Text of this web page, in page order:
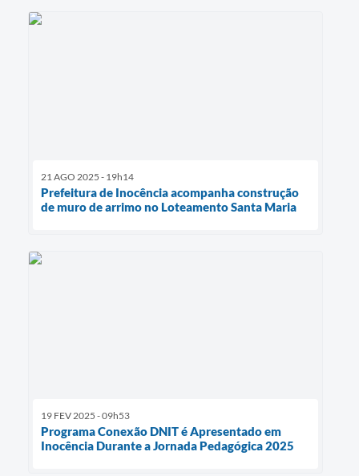
21 AGO 2025 - 19h14
Prefeitura de Inocência acompanha construção
de muro de arrimo no Loteamento Santa Maria
19 FEV 2025 - 09h53
Programa Conexão DNIT é Apresentado em
Inocência Durante a Jornada Pedagógica 2025